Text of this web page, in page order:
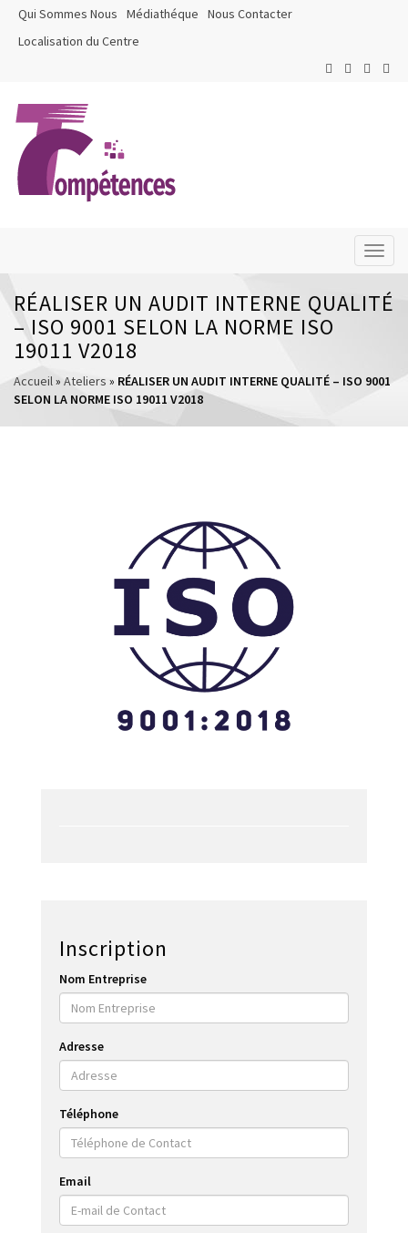
Qui Sommes Nous Médiathéque
Nous Contacter
Localisation du Centre
RÉALISER UN AUDIT INTERNE QUALITÉ
– ISO 9001 SELON LA NORME ISO
19011 V2018
Accueil» Ateliers » RÉALISER UN AUDIT INTERNE QUALITÉ – ISO 9001
SELON LA NORME ISO 19011 V2018
Inscription
Nom Entreprise
Adresse
Téléphone
Email